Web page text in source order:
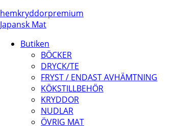
hemkryddorpremium
Japansk Mat
Butiken
BÖCKER
DRYCK/TE
FRYST / ENDAST AVHÄMTNING
KÖKSTILLBEHÖR
KRYDDOR
NUDLAR
ÖVRIG MAT